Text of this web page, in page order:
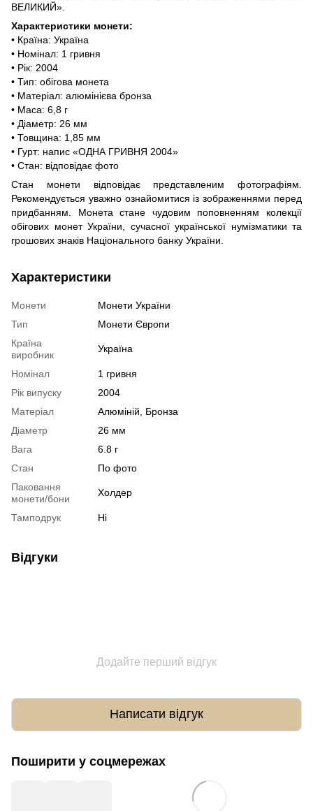
ВЕЛИКИЙ».
Характеристики монети:
• Країна: Україна
• Номінал: 1 гривня
• Рік: 2004
• Тип: обігова монета
• Матеріал: алюмінієва бронза
• Маса: 6,8 г
• Діаметр: 26 мм
• Товщина: 1,85 мм
• Гурт: напис «ОДНА ГРИВНЯ 2004»
• Стан: відповідає фото
Стан монети відповідає представленим фотографіям.
Рекомендується уважно ознайомитися із зображеннями перед
придбанням. Монета стане чудовим поповненням колекції
обігових монет України, сучасної української нумізматики та
грошових знаків Національного банку України.
Характеристики
Монети
Монети України
Тип
Монети Європи
Країна
виробник
Україна
Номінал
1 гривня
Рік випуску
2004
Матеріал
Алюміній, Бронза
Діаметр
26 мм
Вага
6.8 г
Стан
По фото
Паковання
монети/бони
Холдер
Тамподрук Ні
Відгуки
Додайте перший відгук
Написати відгук
Поширити у соцмережах